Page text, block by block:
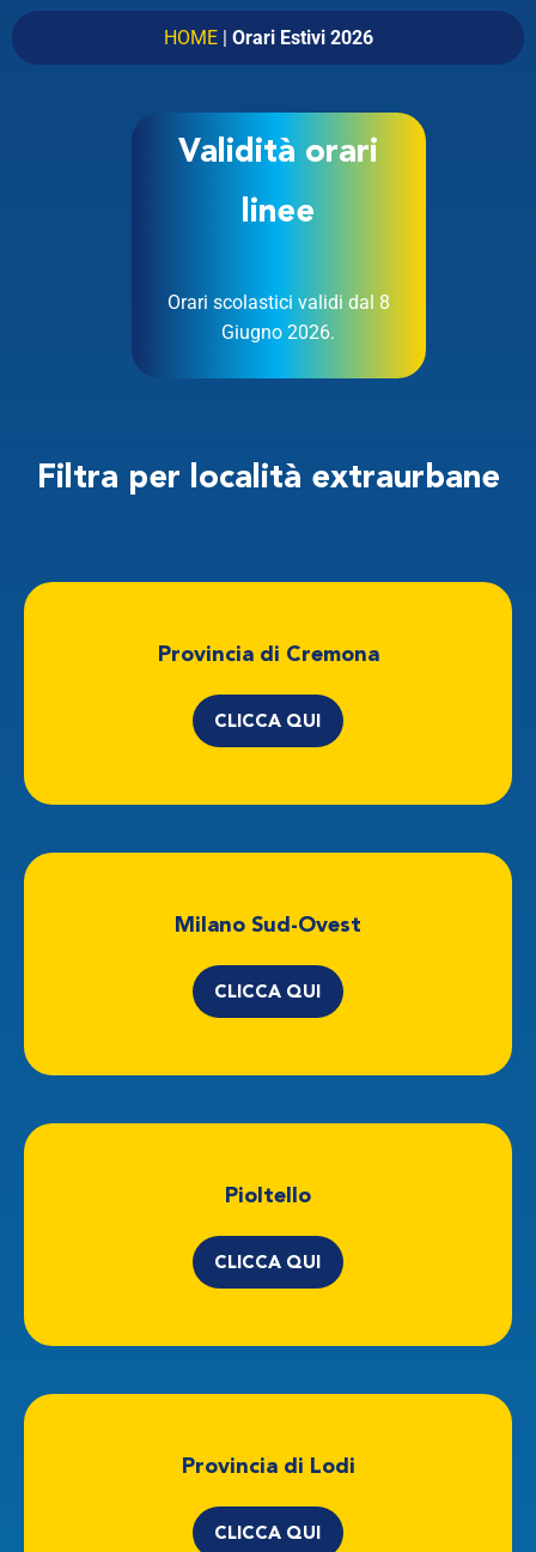
Linea
Partenza
Data
HOME| Orari Estivi 2026
Validità orari
linee
Orari scolastici validi dal 8
Giugno 2026.
Filtra per località extraurbane
Provincia di Cremona
CLICCA QUI
Milano Sud-Ovest
CLICCA QUI
Pioltello
CLICCA QUI
Provincia di Lodi
CLICCA QUI